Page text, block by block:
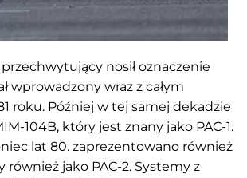
nosił oznaczenie
wprowadzony wraz z całym
roku. Później w tej samej dekadzie
104B, który jest znany jako PAC-1.
lat 80. zaprezentowano również
również jako PAC-2. Systemy z